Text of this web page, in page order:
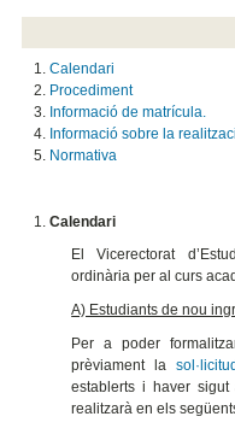
Calendari
Procediment
Informació de matrícula.
Informació sobre la
Normativa
Calendari
El Vicerectorat
ordinària per al curs
A) Estudiants de nou
Per a poder
prèviament la
establerts i haver
realitzarà en els